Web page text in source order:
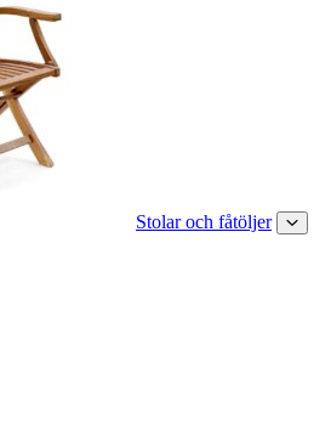
Stolar och fåtöljer